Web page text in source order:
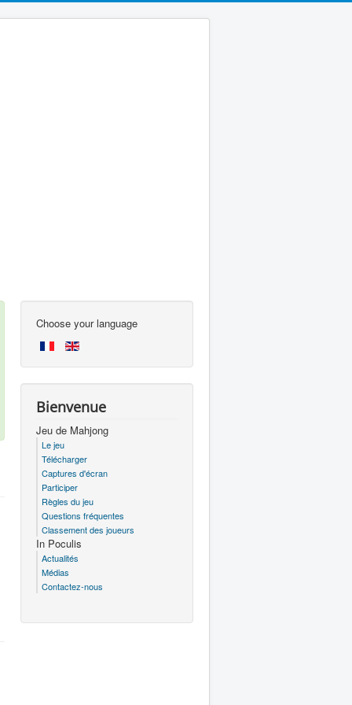
Choose your language
Bienvenue
Jeu de Mahjong
Le jeu
Télécharger
Captures d'écran
Participer
Règles du jeu
Questions fréquentes
Classement des joueurs
In Poculis
Actualités
Médias
Contactez-nous